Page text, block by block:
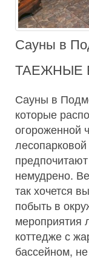
Сауны в
ТАЕЖНЫЕ
Сауны в
которые
огороженной
немудрено.
так хочется
побыть в
мероприятия
коттедже с
бассейном,